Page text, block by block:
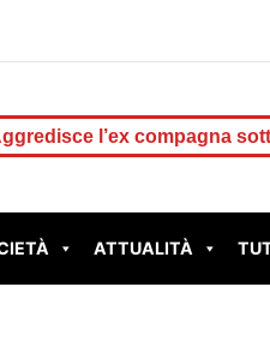
sotto casa
ATTUALITÀ